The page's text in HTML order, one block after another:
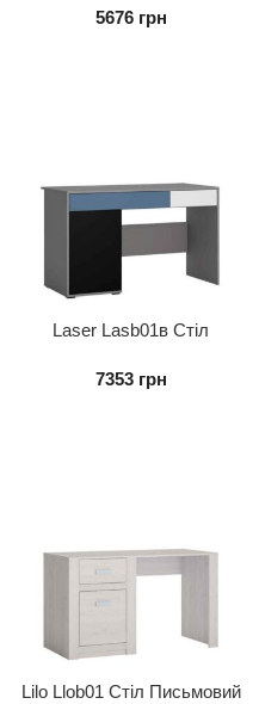
5676 грн
Laser Lasb01в Стіл
7353 грн
Lilo Llob01 Стіл Письмовий